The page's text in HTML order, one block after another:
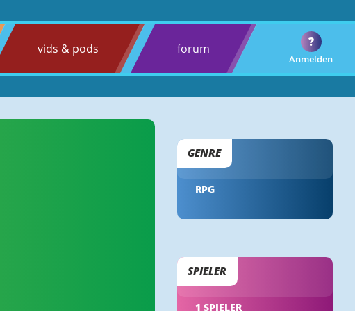
vids & pods forum
Anmelden
?
GENRE
RPG
SPIELER
1 SPIELER